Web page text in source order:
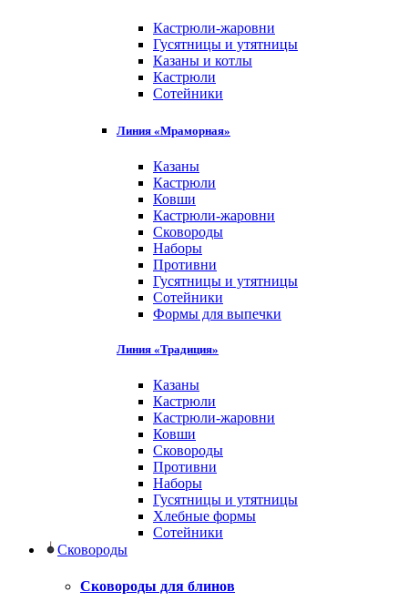
Кастрюли-жаровни
Гусятницы и утятницы
Казаны и котлы
Кастрюли
Сотейники
Линия «Мраморная»
Казаны
Кастрюли
Ковши
Кастрюли-жаровни
Сковороды
Наборы
Противни
Гусятницы и утятницы
Сотейники
Формы для выпечки
Линия «Традиция»
Казаны
Кастрюли
Кастрюли-жаровни
Ковши
Сковороды
Противни
Наборы
Гусятницы и утятницы
Хлебные формы
Сотейники
Сковороды
Сковороды для блинов